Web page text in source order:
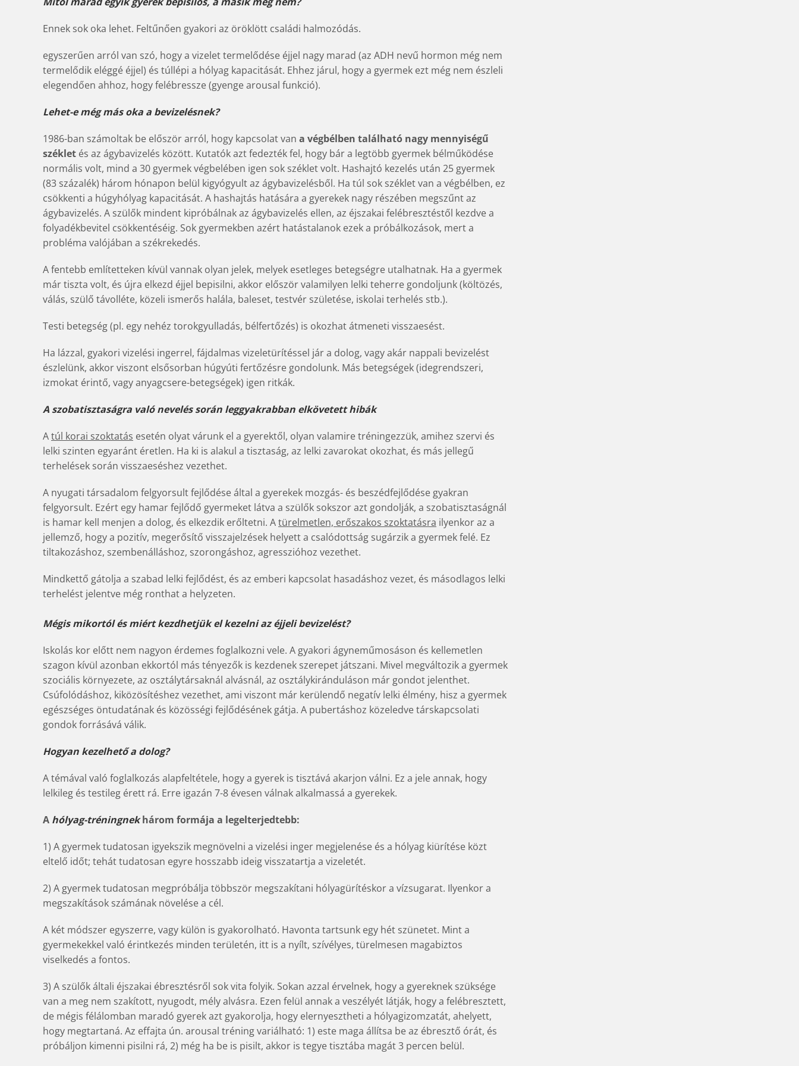
Ennek sok oka lehet. Feltűnően gyakori az öröklött családi halmozódás.
egyszerűen arról van szó, hogy a vizelet termelődése éjjel nagy marad (az ADH nevű hormon még nem
termelődik eléggé éjjel) és túllépi a hólyag kapacitását. Ehhez járul, hogy a gyermek ezt még nem észleli
elegendően ahhoz, hogy felébressze (gyenge arousal funkció).
Lehet-e még más oka a bevizelésnek?
1986-ban számoltak be először arról, hogy kapcsolat van a végbélben található nagy mennyiségű
széklet és az ágybavizelés között. Kutatók azt fedezték fel, hogy bár a legtöbb gyermek bélműködése
normális volt, mind a 30 gyermek végbelében igen sok széklet volt. Hashajtó kezelés után 25 gyermek
(83 százalék) három hónapon belül kigyógyult az ágybavizelésből. Ha túl sok széklet van a végbélben, ez
csökkenti a húgyhólyag kapacitását. A hashajtás hatására a gyerekek nagy részében megszűnt az
ágybavizelés. A szülők mindent kipróbálnak az ágybavizelés ellen, az éjszakai felébresztéstől kezdve a
folyadékbevitel csökkentéséig. Sok gyermekben azért hatástalanok ezek a próbálkozások, mert a
probléma valójában a székrekedés.
A fentebb említetteken kívül vannak olyan jelek, melyek esetleges betegségre utalhatnak. Ha a gyermek
már tiszta volt, és újra elkezd éjjel bepisilni, akkor először valamilyen lelki teherre gondoljunk (költözés,
válás, szülő távolléte, közeli ismerős halála, baleset, testvér születése, iskolai terhelés stb.).
Testi betegség (pl. egy nehéz torokgyulladás, bélfertőzés) is okozhat átmeneti visszaesést.
Ha lázzal, gyakori vizelési ingerrel, fájdalmas vizeletürítéssel jár a dolog, vagy akár nappali bevizelést
észlelünk, akkor viszont elsősorban húgyúti fertőzésre gondolunk. Más betegségek (idegrendszeri,
izmokat érintő, vagy anyagcsere-betegségek) igen ritkák.
A szobatisztaságra való nevelés során leggyakrabban elkövetett hibák
Atúl korai szoktatás esetén olyat várunk el a gyerektől, olyan valamire tréningezzük, amihez szervi és
lelki szinten egyaránt éretlen. Ha ki is alakul a tisztaság, az lelki zavarokat okozhat, és más jellegű
terhelések során visszaeséshez vezethet.
A nyugati társadalom felgyorsult fejlődése által a gyerekek mozgás- és beszédfejlődése gyakran
felgyorsult. Ezért egy hamar fejlődő gyermeket látva a szülők sokszor azt gondolják, a szobatisztaságnál
is hamar kell menjen a dolog, és elkezdik erőltetni. Atürelmetlen, erőszakos szoktatásra ilyenkor az a
jellemző, hogy a pozitív, megerősítő visszajelzések helyett a csalódottság sugárzik a gyermek felé. Ez
tiltakozáshoz, szembenálláshoz, szorongáshoz, agresszióhoz vezethet.
Mindkettő gátolja a szabad lelki fejlődést, és az emberi kapcsolat hasadáshoz vezet, és másodlagos lelki
terhelést jelentve még ronthat a helyzeten.
Mégis mikortól és miért kezdhetjük el kezelni az éjjeli bevizelést?
Iskolás kor előtt nem nagyon érdemes foglalkozni vele. A gyakori ágyneműmosáson és kellemetlen
szagon kívül azonban ekkortól más tényezők is kezdenek szerepet játszani. Mivel megváltozik a gyermek
szociális környezete, az osztálytársaknál alvásnál, az osztálykiránduláson már gondot jelenthet.
Csúfolódáshoz, kiközösítéshez vezethet, ami viszont már kerülendő negatív lelki élmény, hisz a gyermek
egészséges öntudatának és közösségi fejlődésének gátja. A pubertáshoz közeledve társkapcsolati
gondok forrásává válik.
Hogyan kezelhető a dolog?
A témával való foglalkozás alapfeltétele, hogy a gyerek is tisztává akarjon válni. Ez a jele annak, hogy
lelkileg és testileg érett rá. Erre igazán 7-8 évesen válnak alkalmassá a gyerekek.
A hólyag-tréningnekhárom formája a legelterjedtebb:
1) A gyermek tudatosan igyekszik megnövelni a vizelési inger megjelenése és a hólyag kiürítése közt
eltelő időt; tehát tudatosan egyre hosszabb ideig visszatartja a vizeletét.
2) A gyermek tudatosan megpróbálja többször megszakítani hólyagürítéskor a vízsugarat. Ilyenkor a
megszakítások számának növelése a cél.
A két módszer egyszerre, vagy külön is gyakorolható. Havonta tartsunk egy hét szünetet. Mint a
gyermekekkel való érintkezés minden területén, itt is a nyílt, szívélyes, türelmesen magabiztos
viselkedés a fontos.
3) A szülők általi éjszakai ébresztésről sok vita folyik. Sokan azzal érvelnek, hogy a gyereknek szüksége
van a meg nem szakított, nyugodt, mély alvásra. Ezen felül annak a veszélyét látják, hogy a felébresztett,
de mégis félálomban maradó gyerek azt gyakorolja, hogy elernyesztheti a hólyagizomzatát, ahelyett,
hogy megtartaná. Az effajta ún. arousal tréning variálható: 1) este maga állítsa be az ébresztő órát, és
próbáljon kimenni pisilni rá, 2) még ha be is pisilt, akkor is tegye tisztába magát 3 percen belül.